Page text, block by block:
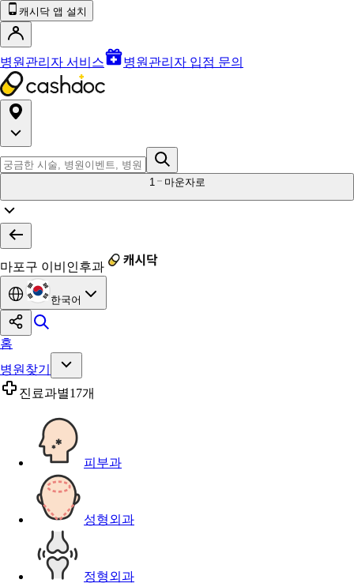
캐시닥 앱 설치
병원관리자 서비스 병원관리자 입점 문의
1 마운자로
마포구 이비인후과
한국어
홈
병원찾기
진료과별17개
피부과
성형외과
정형외과